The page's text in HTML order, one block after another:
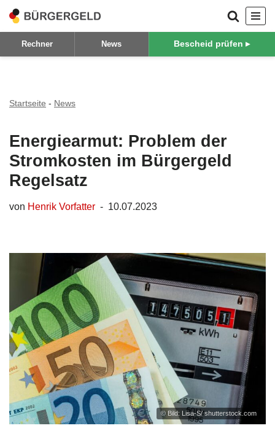
Zum
Inhalt
Rechner News Bescheid prüfen ▸
Startseite - News
Energiearmut: Problem der
Stromkosten im Bürgergeld
Regelsatz
von Henrik Vorfatter 10.07.2023
© Bild: Lisa-S/ shutterstock.com